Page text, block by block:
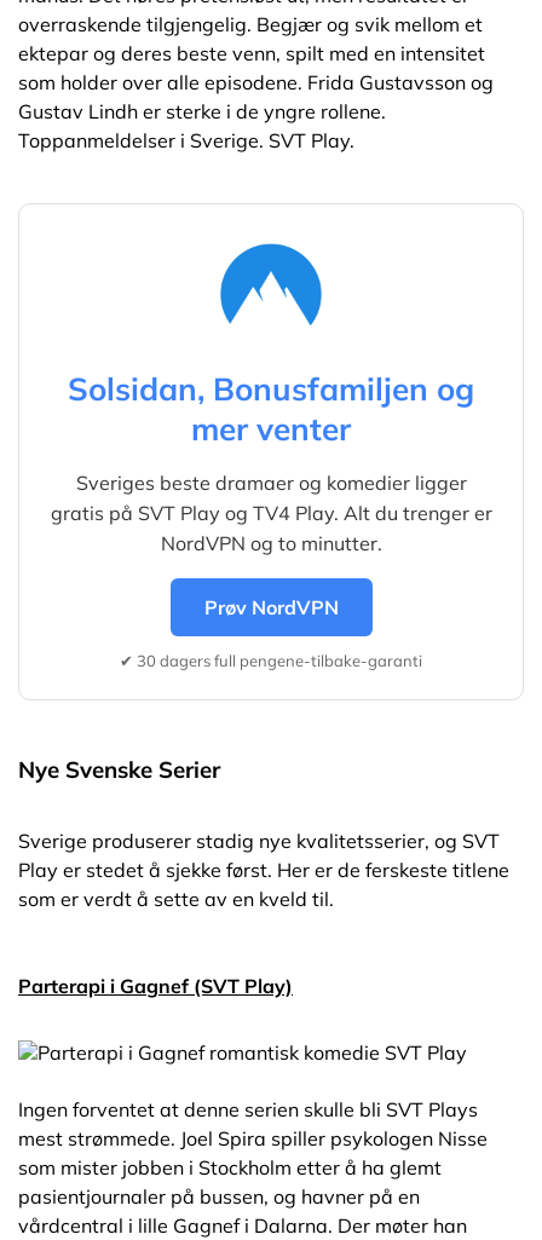
overraskende tilgjengelig. Begjær og svik mellom et
ektepar og deres beste venn, spilt med en intensitet
som holder over alle episodene. Frida Gustavsson og
Gustav Lindh er sterke i de yngre rollene.
Toppanmeldelser i Sverige. SVT Play.
Solsidan, Bonusfamiljen og
mer venter
Sveriges beste dramaer og komedier ligger
gratis på SVT Play og TV4 Play. Alt du trenger er
NordVPN og to minutter.
Prøv NordVPN
✔ 30 dagers full pengene-tilbake-garanti
Nye Svenske Serier
Sverige produserer stadig nye kvalitetsserier, og SVT
Play er stedet å sjekke først. Her er de ferskeste titlene
som er verdt å sette av en kveld til.
Parterapi i Gagnef (SVT Play)
Ingen forventet at denne serien skulle bli SVT Plays
mest strømmede. Joel Spira spiller psykologen Nisse
som mister jobben i Stockholm etter å ha glemt
pasientjournaler på bussen, og havner på en
vårdcentral i lille Gagnef i Dalarna. Der møter han